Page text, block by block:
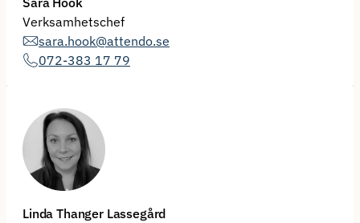
Verksamhetschef
sara.hook@attendo.se
072-383 17 79
Linda Thanger Lassegård